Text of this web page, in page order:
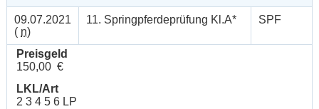
09.07.2021
( n)
11. Springpferdeprüfung Kl.A* SPF
Preisgeld
150,00 €
LKL/Art
2 3 4 5 6 LP